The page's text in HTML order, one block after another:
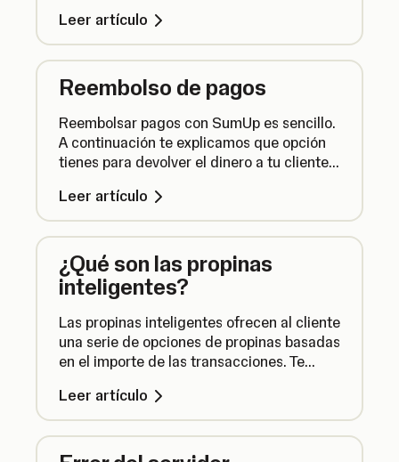
Leer artículo
Reembolso de pagos
Reembolsar pagos con SumUp es sencillo.
A continuación te explicamos que opción
tienes para devolver el dinero a tu cliente
Leer artículo
¿Qué son las propinas
inteligentes?
Las propinas inteligentes ofrecen al cliente
una serie de opciones de propinas basadas
en el importe de las transacciones. Te
inteligentes y cómo personalizar los
porcentajes de las propinas.
Leer artículo